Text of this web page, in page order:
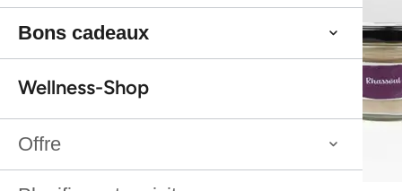
Bons cadeaux
Wellness-Shop
Offre